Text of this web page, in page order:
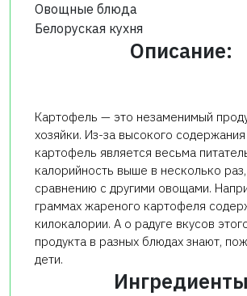
Овощные блюда
Белоруская кухня
Описание:
Картофель — это незаменимый
хозяйки. Из-за высокого
картофель является весьма
калорийность выше в несколько
сравнению с другими овощами.
граммах жареного картофеля
килокалории. А о радуге вкусов
продукта в разных блюдах знают,
дети.
Ингредиенты